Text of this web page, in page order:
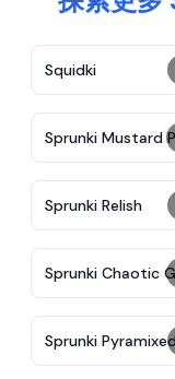
Squidki
Sprunki Mustard
2
Sprunki Relish
Sprunki Chaotic
Sprunki